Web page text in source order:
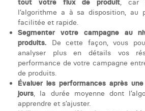
l’algorithme a à sa disposition, au
facilitée et rapide.
Segmenter votre campagne au
produits. De cette façon, vous
analyser plus en détails vos
performance de votre campagne
de produits.
Évaluer les performances après
jours , la durée moyenne dont
apprendre et s’ajuster.